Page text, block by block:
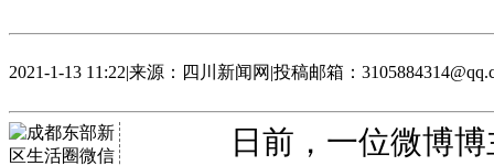
2021-1-13 11:22|来源：四川新闻网 |投稿邮箱：
日前，一位微博博